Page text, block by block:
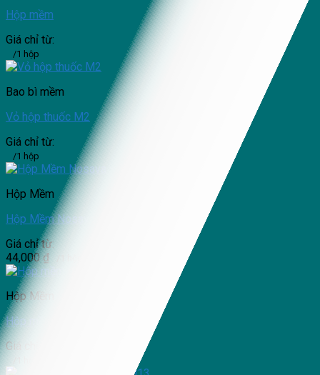
Hộp mềm
Giá chỉ từ:
/1 hộp
Bao bì mềm
Vỏ hộp thuốc M2
Giá chỉ từ:
/1 hộp
Hộp Mềm
Hộp Mềm Nosava – HM16
Giá chỉ từ:
44,000₫
Hộp Mềm
Hộp mềm đựng trà
Giá chỉ từ: